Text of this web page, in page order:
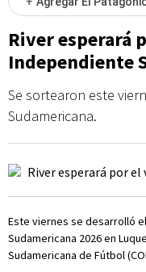
River esperará
Independiente
Se sortearon este
Sudamericana.
Este viernes se desarrolló
Sudamericana 2026 en
Sudamericana de Fútbol